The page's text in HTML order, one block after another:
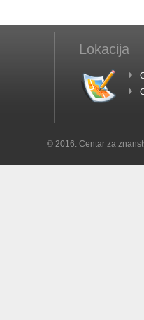
Lokacija
© 2016. Centar za